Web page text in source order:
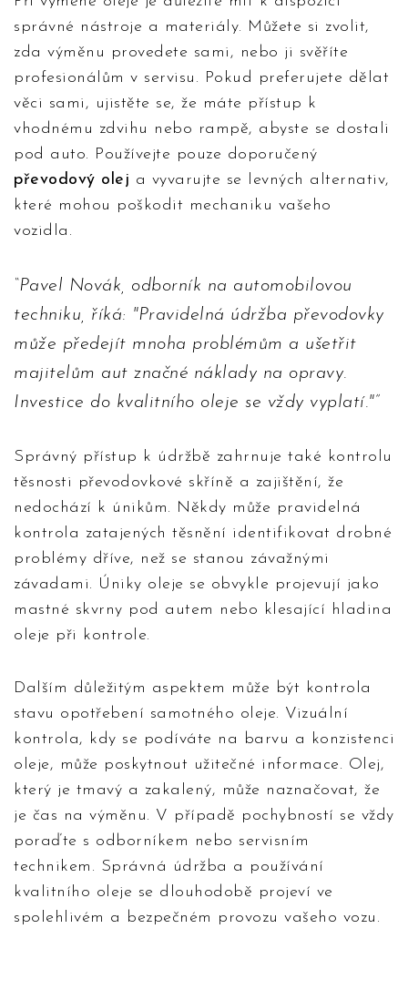
správné nástroje a materiály. Můžete si zvolit,
zda výměnu provedete sami, nebo ji svěříte
profesionálům v servisu. Pokud preferujete dělat
věci sami, ujistěte se, že máte přístup k
vhodnému zdvihu nebo rampě, abyste se dostali
pod auto. Používejte pouze doporučený
převodový olej a vyvarujte se levných alternativ,
které mohou poškodit mechaniku vašeho
vozidla.
Pavel Novák, odborník na automobilovou
techniku, říká: "Pravidelná údržba převodovky
může předejít mnoha problémům a ušetřit
majitelům aut značné náklady na opravy.
Investice do kvalitního oleje se vždy vyplatí."
Správný přístup k údržbě zahrnuje také kontrolu
těsnosti převodovkové skříně a zajištění, že
nedochází k únikům. Někdy může pravidelná
kontrola zatajených těsnění identifikovat drobné
problémy dříve, než se stanou závažnými
závadami. Úniky oleje se obvykle projevují jako
mastné skvrny pod autem nebo klesající hladina
oleje při kontrole.
Dalším důležitým aspektem může být kontrola
stavu opotřebení samotného oleje. Vizuální
kontrola, kdy se podíváte na barvu a konzistenci
oleje, může poskytnout užitečné informace. Olej,
který je tmavý a zakalený, může naznačovat, že
je čas na výměnu. V případě pochybností se vždy
poraďte s odborníkem nebo servisním
technikem. Správná údržba a používání
kvalitního oleje se dlouhodobě projeví ve
spolehlivém a bezpečném provozu vašeho vozu.